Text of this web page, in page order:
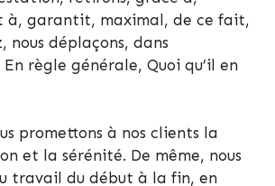
à, garantit, maximal, de ce fait,
nous déplaçons, dans
règle générale, Quoi qu’il en
promettons à nos clients la
et la sérénité. De même, nous
travail du début à la fin, en